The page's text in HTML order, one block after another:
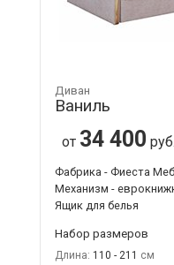
Диван
Ваниль
от 34 400 руб.
Фабрика - Фиеста
Механизм -
Ящик для белья
Набор размеров
Длина: 110 - 211